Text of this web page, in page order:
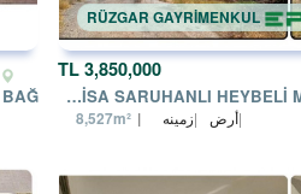
3,850,000 TL
MANISA SARUHANLI HEYBELI MAH. 8527 M2 SATILIK ARAZI
أرض زمینه 8,527m²
RÜZGAR GAYRİMENKUL